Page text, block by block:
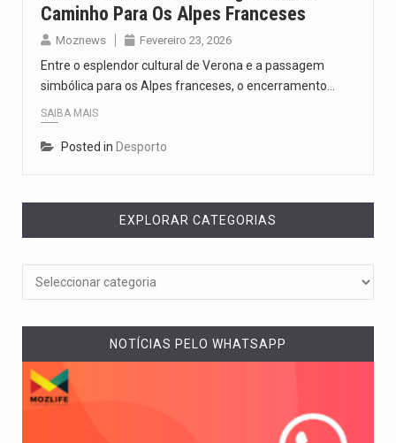
Caminho Para Os Alpes Franceses
Moznews Fevereiro 23, 2026
Entre o esplendor cultural de Verona e a passagem
simbólica para os Alpes franceses, o encerramento…
SAIBA MAIS
Posted in Desporto
EXPLORAR CATEGORIAS
NOTÍCIAS PELO WHATSAPP